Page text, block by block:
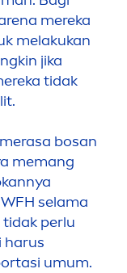
mereka
melakukan
jika
tidak
bosan
memang
selama
tidak perlu
harus
umum.